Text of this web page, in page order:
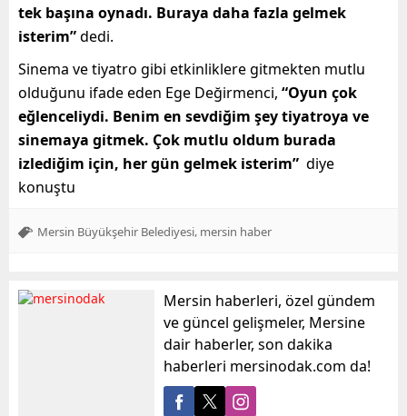
tek başına oynadı. Buraya daha fazla gelmek
isterim”dedi.
Sinema ve tiyatro gibi etkinliklere gitmekten mutlu
olduğunu ifade eden Ege Değirmenci, “Oyun çok
eğlenceliydi. Benim en sevdiğim şey tiyatroya ve
sinemaya gitmek. Çok mutlu oldum burada
izlediğim için, her gün gelmek isterim” diye
konuştu
Mersin Büyükşehir Belediyesi mersin haber
Mersin haberleri, özel gündem
ve güncel gelişmeler, Mersine
dair haberler, son dakika
haberleri mersinodak.com da!